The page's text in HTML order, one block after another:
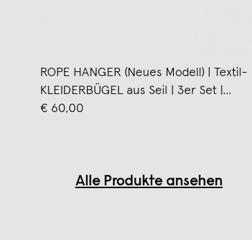
ROPE HANGER (Neues Modell) | Textil-
KLEIDERBÜGEL aus Seil | 3er Set |
Peppermint Products
€ 60,00
Alle Produkte ansehen